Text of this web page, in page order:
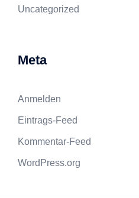
Uncategorized
Meta
Anmelden
Eintrags-Feed
Kommentar-Feed
WordPress.org